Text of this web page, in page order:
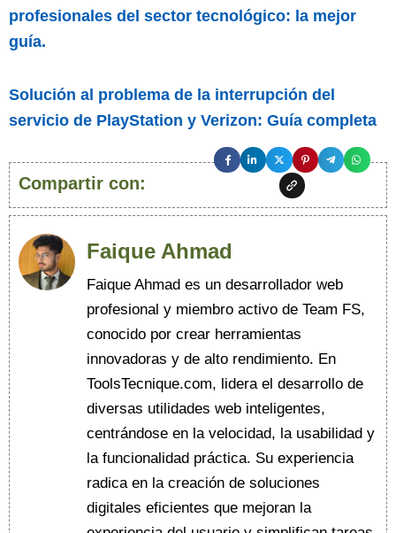
profesionales del sector tecnológico: la mejor
guía.
Solución al problema de la interrupción del
servicio de PlayStation y Verizon: Guía completa
Compartir con:
Faique Ahmad
Faique Ahmad es un desarrollador web
profesional y miembro activo de Team FS,
conocido por crear herramientas
innovadoras y de alto rendimiento. En
ToolsTecnique.com, lidera el desarrollo de
diversas utilidades web inteligentes,
centrándose en la velocidad, la usabilidad y
la funcionalidad práctica. Su experiencia
radica en la creación de soluciones
digitales eficientes que mejoran la